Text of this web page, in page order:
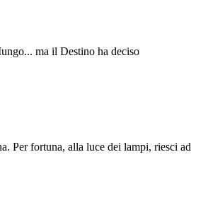
ma il Destino ha deciso
Per fortuna, alla luce dei lampi, riesci ad